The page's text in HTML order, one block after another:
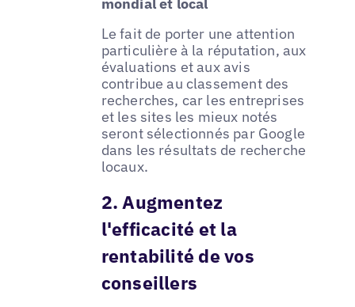
Le fait de porter une attention
particulière à la réputation, aux
évaluations et aux avis
contribue au classement des
recherches, car les entreprises
et les sites les mieux notés
seront sélectionnés par Google
dans les résultats de recherche
locaux.
2. Augmentez
l'efficacité et la
rentabilité de vos
conseillers